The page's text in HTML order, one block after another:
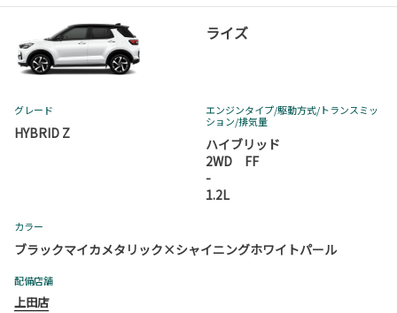
ライズ
グレード
HYBRID Z
エンジンタイプ/駆動方式/トランスミッ
ション/排気量
ハイブリッド
2WD FF
-
1.2L
カラー
ブラックマイカメタリック×シャイニングホワイトパール
配備店舗
上田店